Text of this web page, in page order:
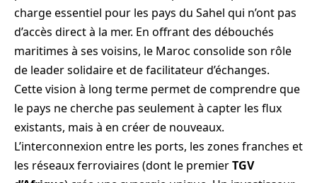
charge essentiel pour les pays du Sahel qui n’ont pas
d’accès direct à la mer. En offrant des débouchés
maritimes à ses voisins, le Maroc consolide son rôle
de leader solidaire et de facilitateur d’échanges.
Cette vision à long terme permet de comprendre que
le pays ne cherche pas seulement à capter les flux
existants, mais à en créer de nouveaux.
L’interconnexion entre les ports, les zones franches et
les réseaux ferroviaires (dont le premierTGV